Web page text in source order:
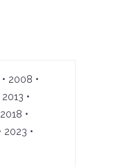
• 2008 •
2013 •
2018 •
2023 •